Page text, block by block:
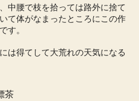
中腰で枝を拾っては路外に捨て
て体がなまったところにこの作
す。
は得てして大荒れの天気になる
茶